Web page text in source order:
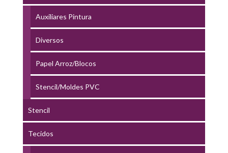
Auxiliares Pintura
Diversos
Papel Arroz/Blocos
Stencil/Moldes PVC
Stencil
Tecidos